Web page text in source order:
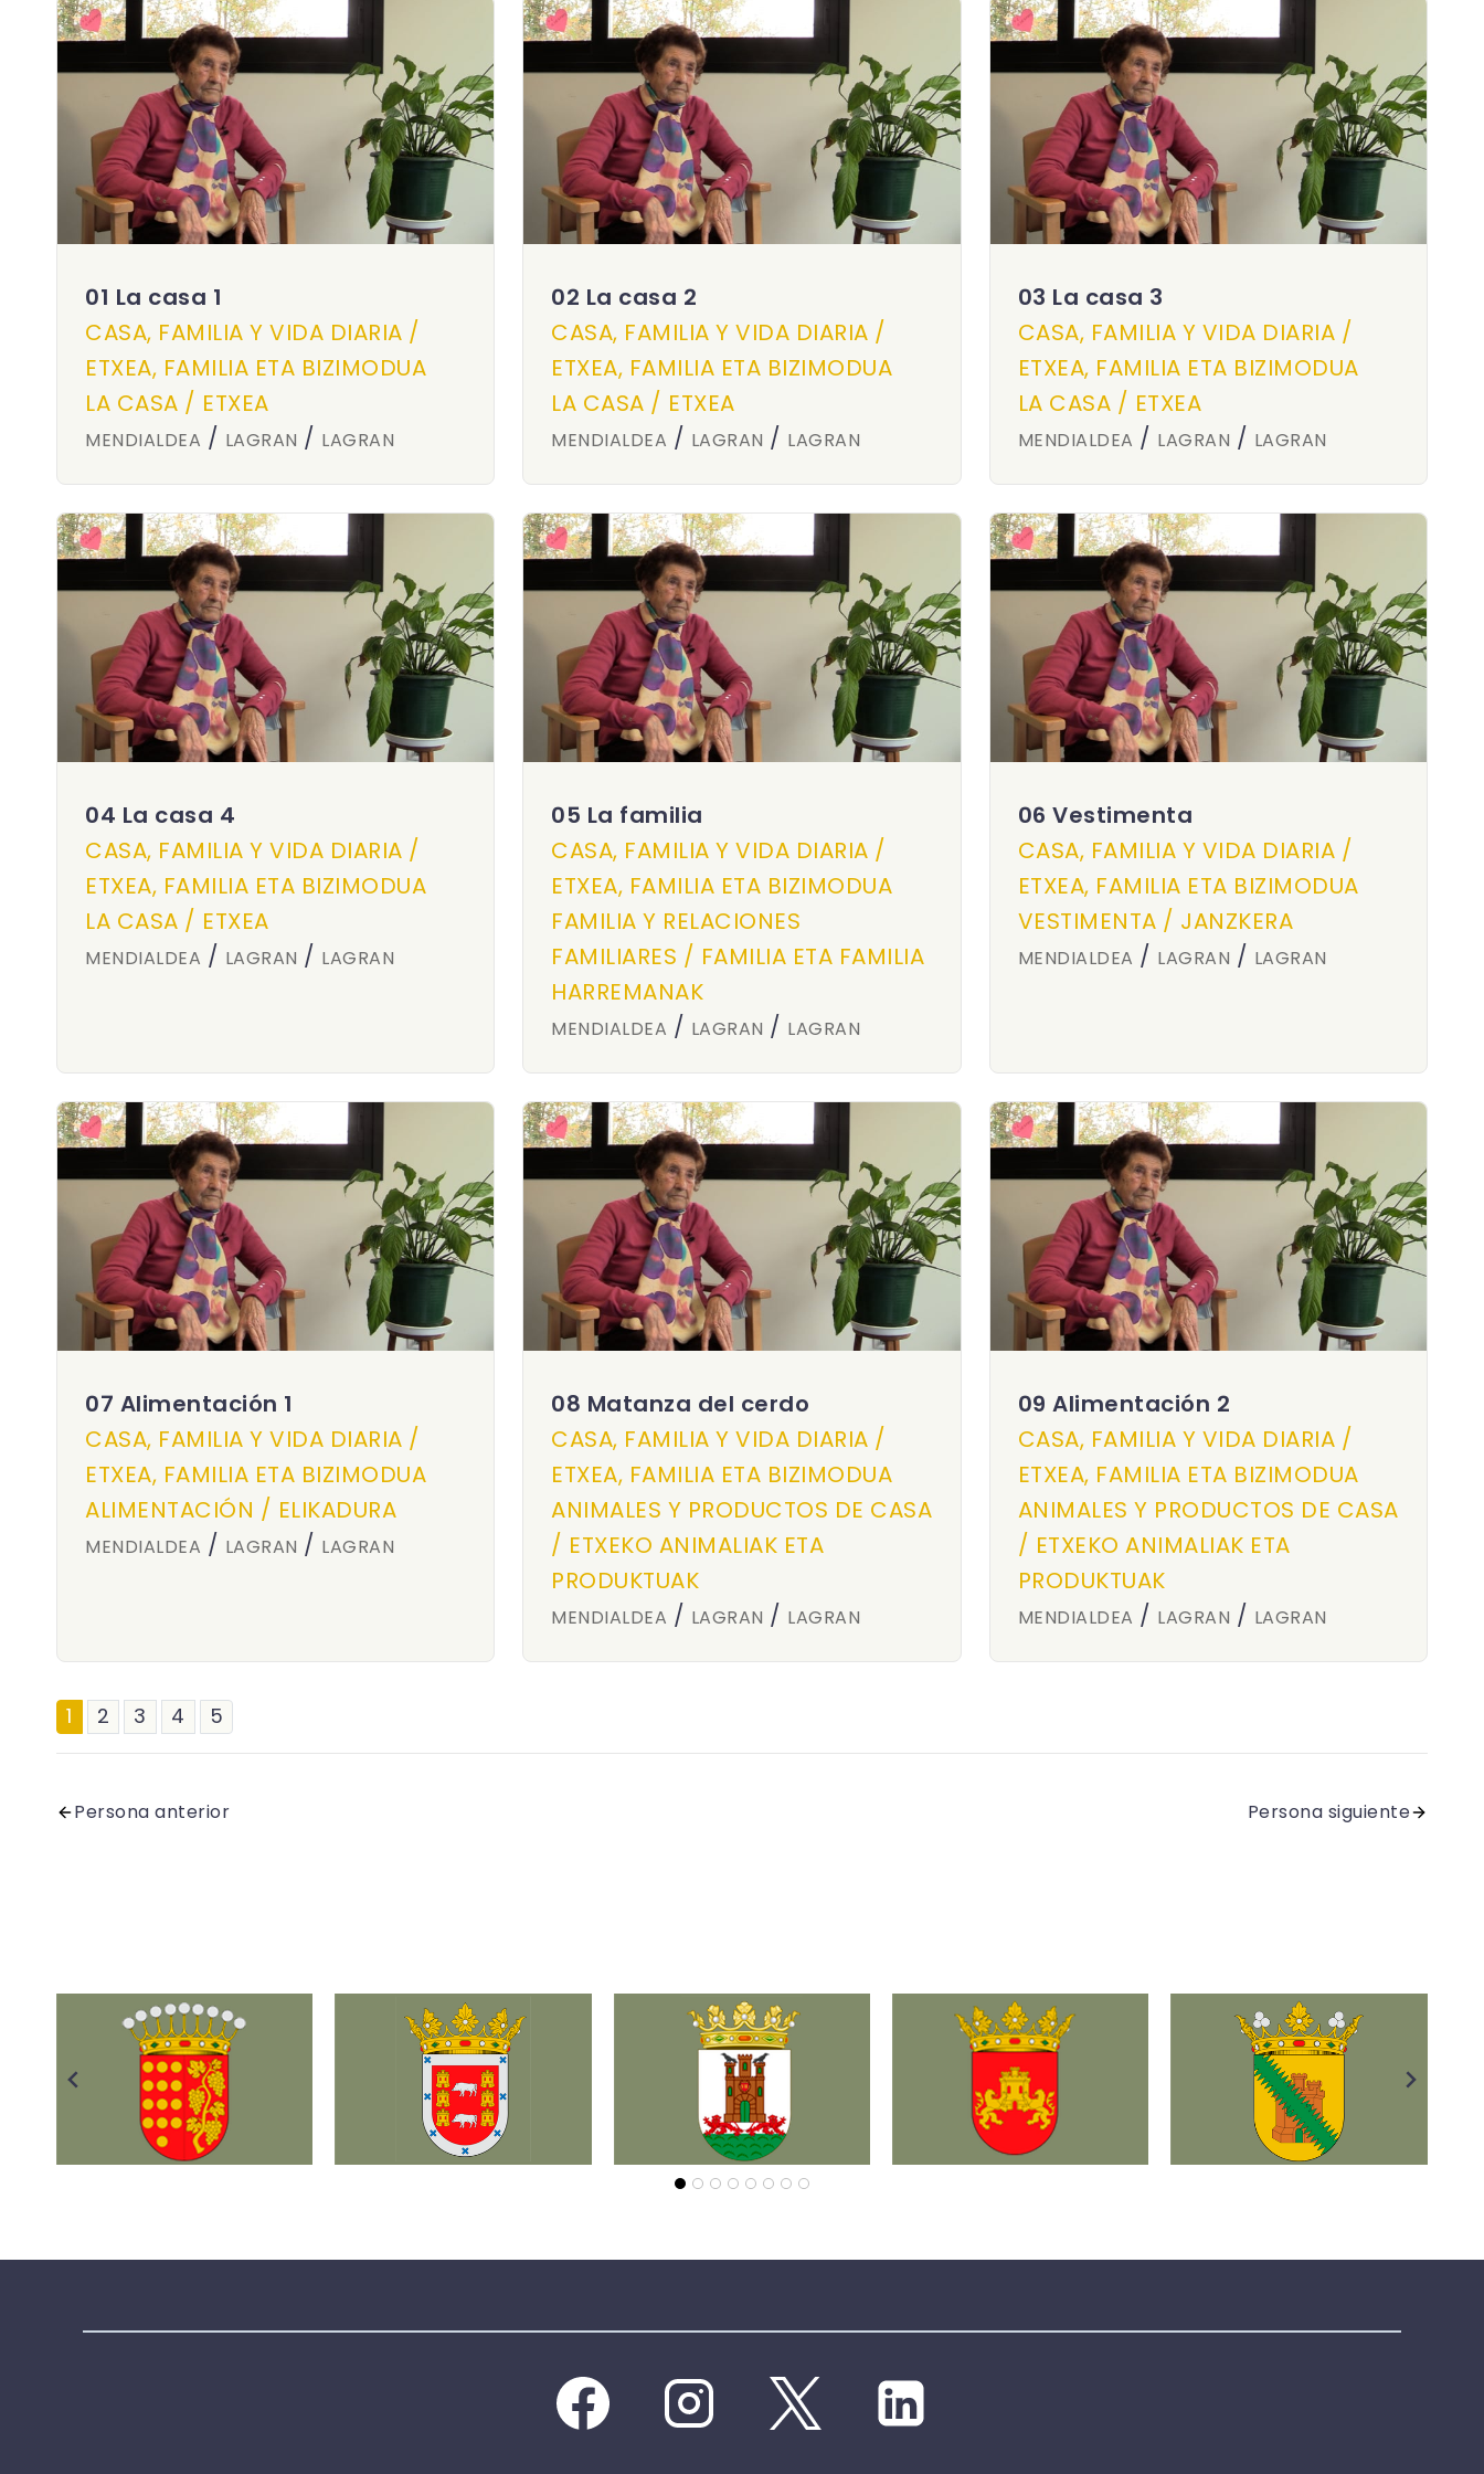
01 La casa 1
CASA, FAMILIA Y VIDA DIARIA /
ETXEA, FAMILIA ETA BIZIMODUA
LA CASA / ETXEA
MENDIALDEA / LAGRAN / LAGRAN
02 La casa 2
CASA, FAMILIA Y VIDA DIARIA /
ETXEA, FAMILIA ETA BIZIMODUA
LA CASA / ETXEA
MENDIALDEA / LAGRAN / LAGRAN
03 La casa 3
CASA, FAMILIA Y VIDA DIARIA /
ETXEA, FAMILIA ETA BIZIMODUA
LA CASA / ETXEA
MENDIALDEA / LAGRAN / LAGRAN
04 La casa 4
CASA, FAMILIA Y VIDA DIARIA /
ETXEA, FAMILIA ETA BIZIMODUA
LA CASA / ETXEA
MENDIALDEA / LAGRAN / LAGRAN
05 La familia
CASA, FAMILIA Y VIDA DIARIA /
ETXEA, FAMILIA ETA BIZIMODUA
FAMILIA Y RELACIONES
FAMILIARES / FAMILIA ETA FAMILIA
HARREMANAK
MENDIALDEA / LAGRAN / LAGRAN
06 Vestimenta
CASA, FAMILIA Y VIDA DIARIA /
ETXEA, FAMILIA ETA BIZIMODUA
VESTIMENTA / JANZKERA
MENDIALDEA / LAGRAN / LAGRAN
07 Alimentación 1
CASA, FAMILIA Y VIDA DIARIA /
ETXEA, FAMILIA ETA BIZIMODUA
ALIMENTACIÓN / ELIKADURA
MENDIALDEA / LAGRAN / LAGRAN
08 Matanza del cerdo
CASA, FAMILIA Y VIDA DIARIA /
ETXEA, FAMILIA ETA BIZIMODUA
ANIMALES Y PRODUCTOS DE CASA
/ ETXEKO ANIMALIAK ETA
PRODUKTUAK
MENDIALDEA / LAGRAN / LAGRAN
09 Alimentación 2
CASA, FAMILIA Y VIDA DIARIA /
ETXEA, FAMILIA ETA BIZIMODUA
ANIMALES Y PRODUCTOS DE CASA
/ ETXEKO ANIMALIAK ETA
PRODUKTUAK
MENDIALDEA / LAGRAN / LAGRAN
1 2 3 4 5
Persona anterior Persona siguiente